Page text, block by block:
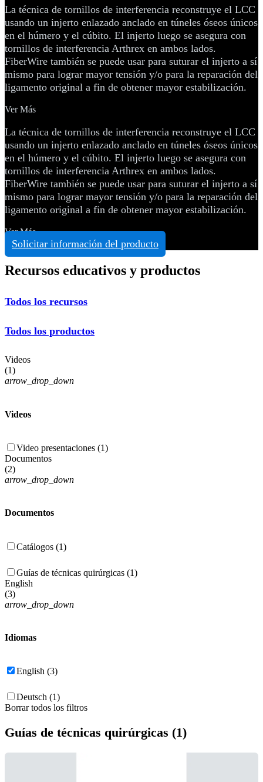
La técnica de tornillos de interferencia reconstruye el LCC
usando un injerto enlazado anclado en túneles óseos únicos
en el húmero y el cúbito. El injerto luego se asegura con
tornillos de interferencia Arthrex en ambos lados.
FiberWire también se puede usar para suturar el injerto a sí
mismo para lograr mayor tensión y/o para la reparación del
ligamento original a fin de obtener mayor estabilización.
Ver Más
La técnica de tornillos de interferencia reconstruye el LCC
usando un injerto enlazado anclado en túneles óseos únicos
en el húmero y el cúbito. El injerto luego se asegura con
tornillos de interferencia Arthrex en ambos lados.
FiberWire también se puede usar para suturar el injerto a sí
mismo para lograr mayor tensión y/o para la reparación del
ligamento original a fin de obtener mayor estabilización.
Ver Más
Solicitar información del producto
Recursos educativos y productos
Todos los recursos
Todos los productos
Videos
(1)
arrow_drop_down
Videos
Video presentaciones (1)
Documentos
(2)
arrow_drop_down
Documentos
Catálogos (1)
Guías de técnicas quirúrgicas (1)
English
(3)
arrow_drop_down
Idiomas
English (3)
Deutsch (1)
Borrar todos los filtros
Guías de técnicas quirúrgicas (1)